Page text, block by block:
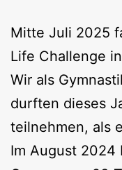
Mitte Juli 2025
Life Challenge
Wir als
durften dieses
teilnehmen, als
Im August 2024